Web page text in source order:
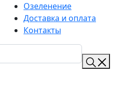
Озеленение
Доставка и оплата
Контакты